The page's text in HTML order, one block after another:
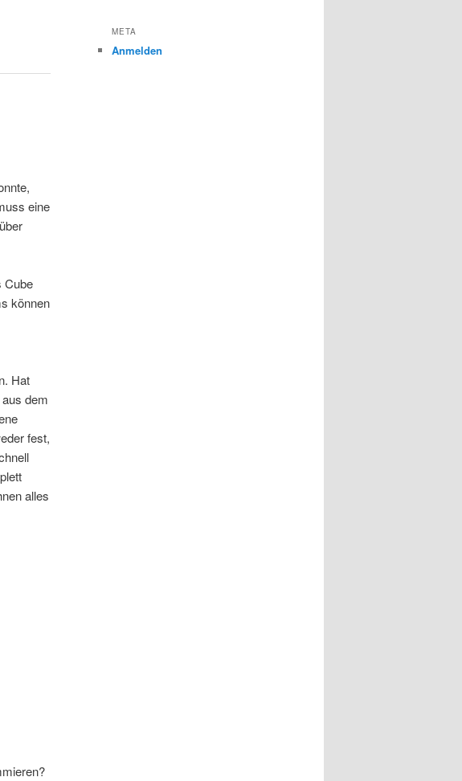
eine
Cube
können
Hat
dem
fest,
alles
META
Anmelden